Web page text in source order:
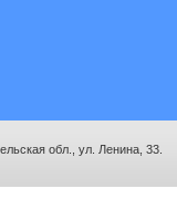
обл., ул. Ленина, 33.